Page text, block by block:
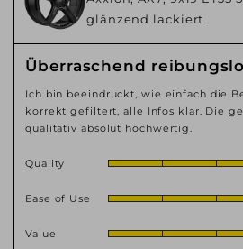
glänzend lackiert
Überraschend
Ich bin beeindruckt, wie einfach die
korrekt gefiltert, alle Infos klar. Die
qualitativ absolut hochwertig.
Quality
Ease of Use
Value